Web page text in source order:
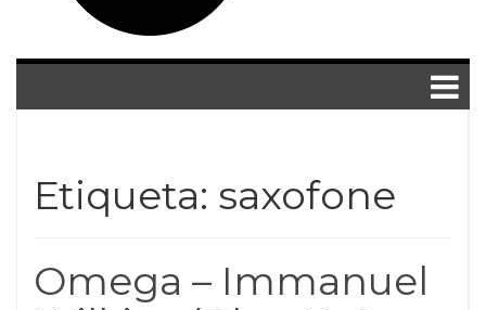
Etiqueta: saxofone
Omega – Immanuel